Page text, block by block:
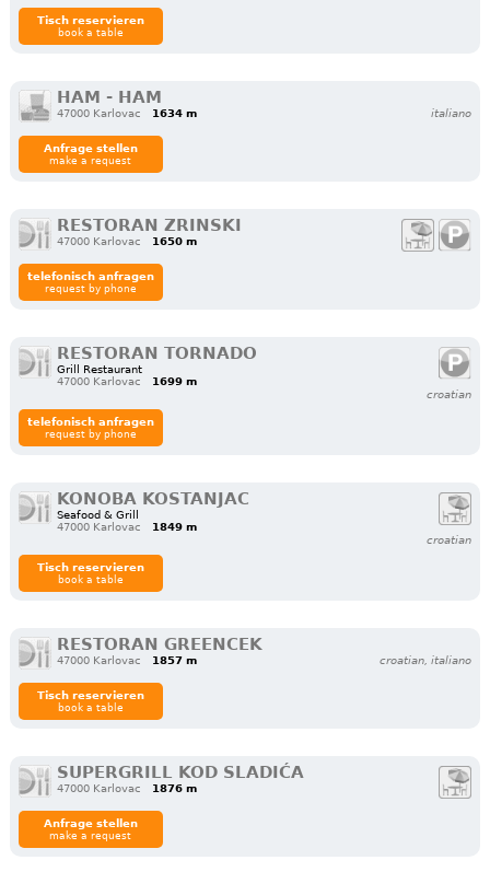
Tisch reservieren
book a table
HAM - HAM
47000 Karlovac 1634 m italiano
Anfrage stellen
make a request
RESTORAN ZRINSKI
47000 Karlovac 1650 m
telefonisch anfragen
request by phone
RESTORAN TORNADO
Grill Restaurant
47000 Karlovac
1699 m
croatian
telefonisch anfragen
request by phone
KONOBA KOSTANJAC
Seafood & Grill
47000 Karlovac
1849 m
croatian
Tisch reservieren
book a table
RESTORAN GREENCEK
47000 Karlovac 1857 m croatian, italiano
Tisch reservieren
book a table
SUPERGRILL KOD SLADIĆA
47000 Karlovac 1876 m
Anfrage stellen
make a request